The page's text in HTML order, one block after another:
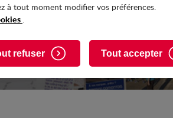
à tout moment modifier vos préférences.
.
refuser Tout accepter